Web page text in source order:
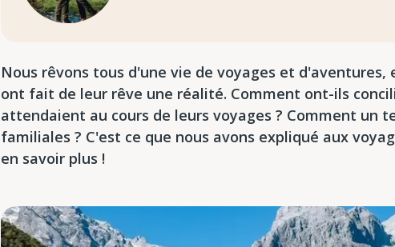
Nous rêvons tous d'une vie de voyages et
ont fait de leur rêve une réalité. Comment ont-ils
attendaient au cours de leurs voyages ? Comment un
familiales ? C'est ce que nous avons expliqué aux
en savoir plus !